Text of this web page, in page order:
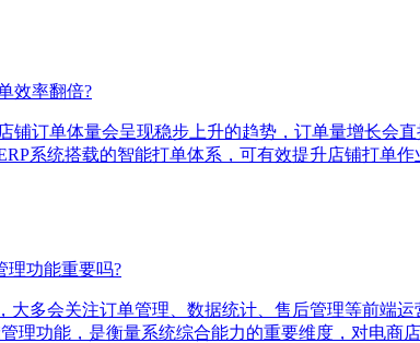
效率翻倍?
铺订单体量会呈现稳步上升的趋势，订单量增长会
系统搭载的智能打单体系，可有效提升店铺打单作
理功能重要吗?
大多会关注订单管理、数据统计、售后管理等前端
理功能，是衡量系统综合能力的重要维度，对电商